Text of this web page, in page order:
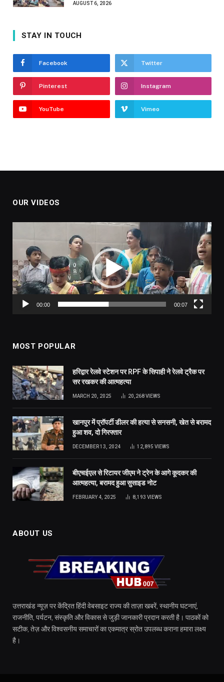
AUGUST 6, 2026
STAY IN TOUCH
Facebook Twitter
Pinterest Instagram
YouTube Vimeo
OUR VIDEOS
00:00 00:07
MOST POPULAR
हरिद्वार रेलवे स्टेशन पर RPF के सिपाही ने रेलवे ट्रैक पर
सर रखकर की आत्महत्या
MARCH 20, 2025 20,268VIEWS
खानपुर में प्रॉपर्टी डीलर की हत्या से सनसनी, खेत से बरामद
हुआ शव, दो गिरफ्तार
DECEMBER 13, 2024 12,895 VIEWS
बीएचईएल से रिटायर जीएम ने ट्रेन के आगे कूदकर की
आत्महत्या, बरामद हुआ सुसाइड नोट
FEBRUARY 4, 2025 8,193 VIEWS
ABOUT US
उत्तराखंड न्यूज़ पर केंद्रित हिंदी वेबसाइट राज्य की ताज़ा खबरें, स्थानीय घटनाएं,
राजनीति, पर्यटन, संस्कृति और विकास से जुड़ी जानकारी प्रदान करती है। पाठकों को
सटीक, तेज़ और विश्वसनीय समाचारों का एकमात्र स्रोत उपलब्ध कराना हमारा लक्ष्य
है।